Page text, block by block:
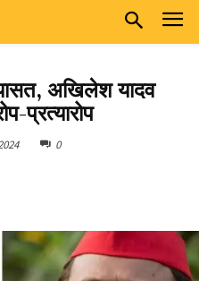
अखिलेश यादव
प्रत्यारोप
0